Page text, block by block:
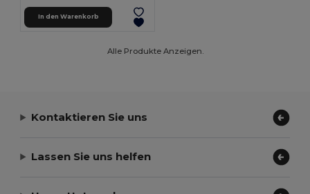
In den Warenkorb
Alle Produkte Anzeigen.
Kontaktieren Sie uns
Lassen Sie uns helfen